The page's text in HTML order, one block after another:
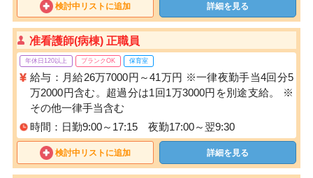
検討中リストに追加 詳細を見る
准看護師(病棟) 正職員
年休日120以上 ブランクOK 保育室
給与：月給26万7000円～41万円 ※一律夜勤手当4回分5
万2000円含む。超過分は1回1万3000円を別途支給。 ※
その他一律手当含む
時間：日勤9:00～17:15 夜勤17:00～翌9:30
検討中リストに追加 詳細を見る